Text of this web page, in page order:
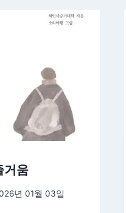
거움
년 01월 03일